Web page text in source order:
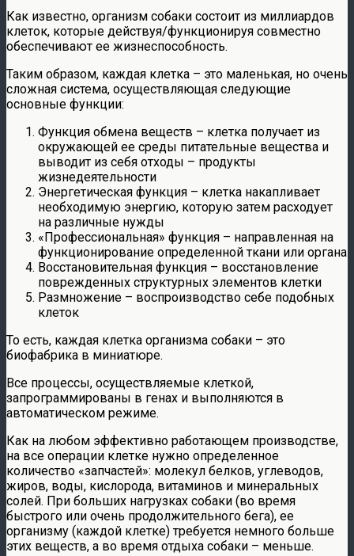
Как известно, организм собаки состоит из миллиардов
клеток, которые действуя/функционируя совместно
обеспечивают ее жизнеспособность.
Таким образом, каждая клетка – это маленькая, но очень
сложная система, осуществляющая следующие
основные функции:
Функция обмена веществ – клетка получает из
окружающей ее среды питательные вещества и
выводит из себя отходы – продукты
жизнедеятельности
Энергетическая функция – клетка накапливает
необходимую энергию, которую затем расходует
на различные нужды
«Профессиональная» функция – направленная на
функционирование определенной ткани или органа
Восстановительная функция – восстановление
поврежденных структурных элементов клетки
Размножение – воспроизводство себе подобных
клеток
То есть, каждая клетка организма собаки – это
биофабрика в миниатюре.
Все процессы, осуществляемые клеткой,
запрограммированы в генах и выполняются в
автоматическом режиме.
Как на любом эффективно работающем производстве,
на все операции клетке нужно определенное
количество «запчастей»: молекул белков, углеводов,
жиров, воды, кислорода, витаминов и минеральных
солей. При больших нагрузках собаки (во время
быстрого или очень продолжительного бега), ее
организму (каждой клетке) требуется немного больше
этих веществ, а во время отдыха собаки – меньше.